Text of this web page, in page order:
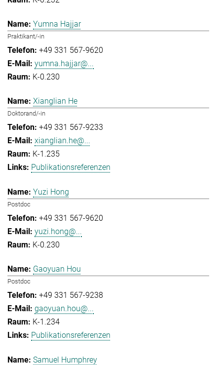
Yumna Hajjar
Praktikant/-in
+49 331 567-9620
yumna.hajjar@...
K-0.230
Xianglian He
Doktorand/-in
+49 331 567-9233
xianglian.he@...
K-1.235
Publikationsreferenzen
Yuzi Hong
Postdoc
+49 331 567-9620
yuzi.hong@...
K-0.230
Gaoyuan Hou
Postdoc
+49 331 567-9238
gaoyuan.hou@...
K-1.234
Publikationsreferenzen
Samuel Humphrey